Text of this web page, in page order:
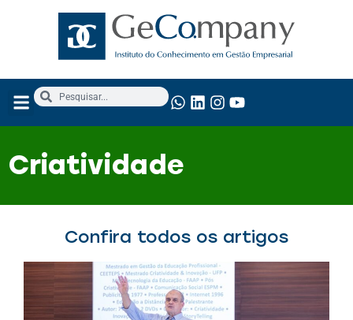
Criatividade
Confira todos os artigos